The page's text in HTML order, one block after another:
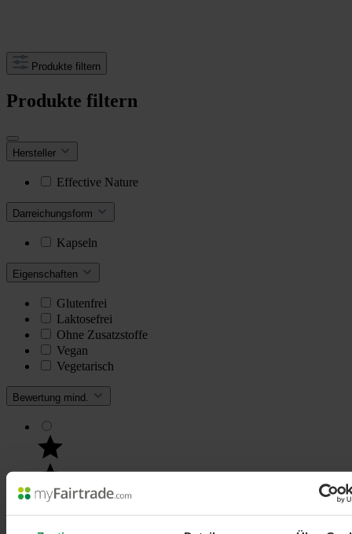
Produkte filtern
Produkte filtern
Hersteller
Effective Nature
Darreichungsform
Kapseln
Eigenschaften
Glutenfrei
Laktosefrei
Ohne Zusatzstoffe
Vegan
Vegetarisch
Bewertung mind.